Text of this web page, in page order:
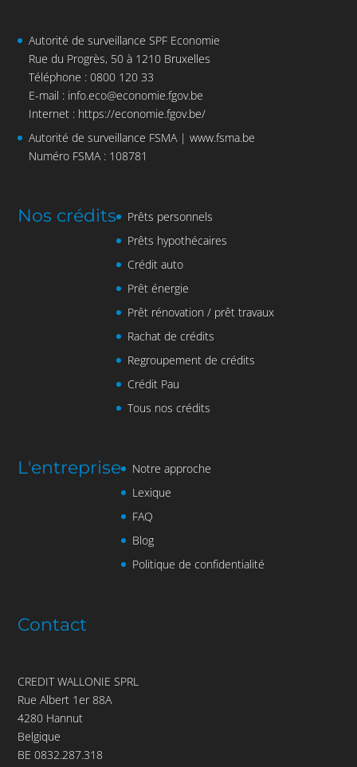
Autorité de surveillance SPF Economie
Rue du Progrès, 50 à 1210 Bruxelles
Téléphone : 0800 120 33
E-mail : info.eco@economie.fgov.be
Internet : https://economie.fgov.be/
Autorité de surveillance FSMA |www.fsma.be
Numéro FSMA : 108781
Nos crédits
Prêts personnels
Prêts hypothécaires
Crédit auto
Prêt énergie
Prêt rénovation / prêt travaux
Rachat de crédits
Regroupement de crédits
Crédit Pau
Tous nos crédits
L'entreprise
Notre approche
Lexique
FAQ
Blog
Politique de confidentialité
Contact
CREDIT WALLONIE SPRL
Rue Albert 1er 88A
4280 Hannut
Belgique
BE 0832.287.318